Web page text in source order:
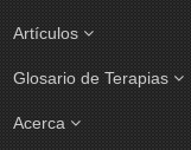
Artículos
Glosario de Terapias
Acerca